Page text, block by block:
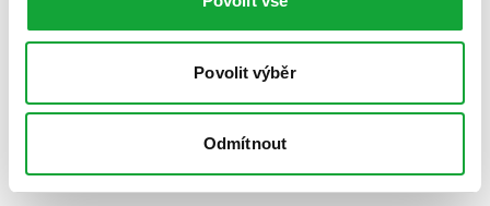
Povolit výběr
Odmítnout